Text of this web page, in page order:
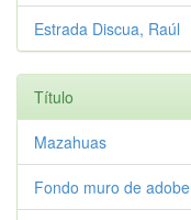
Estrada Discua, Raúl
Título
Mazahuas
Fondo muro de adobe